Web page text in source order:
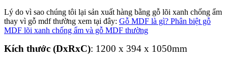
Lý do vì sao chúng tôi lại sản xuất hàng bằng gỗ lõi xanh chống ẩm
thay vì gỗ mdf thường xem tại đây: Gỗ MDF là gì? Phân biệt gỗ
MDF lõi xanh chống ẩm và gỗ MDF thường
Kích thước (DxRxC): 1200 x 394 x 1050mm